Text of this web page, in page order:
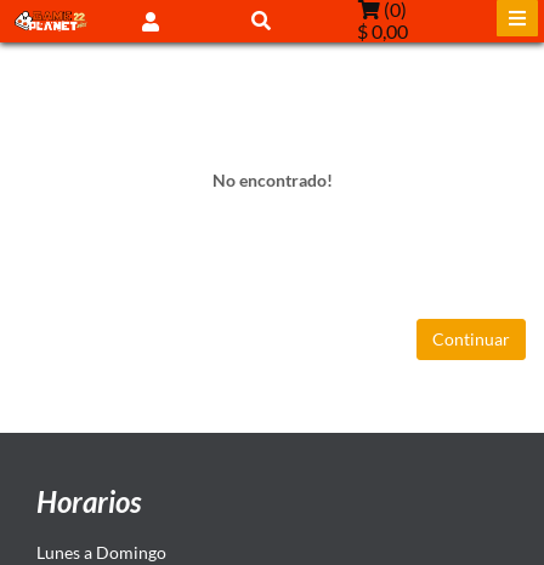
(0)
$ 0,00
No encontrado!
Continuar
Horarios
Lunes a Domingo